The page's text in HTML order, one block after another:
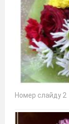
Номер слайду 2